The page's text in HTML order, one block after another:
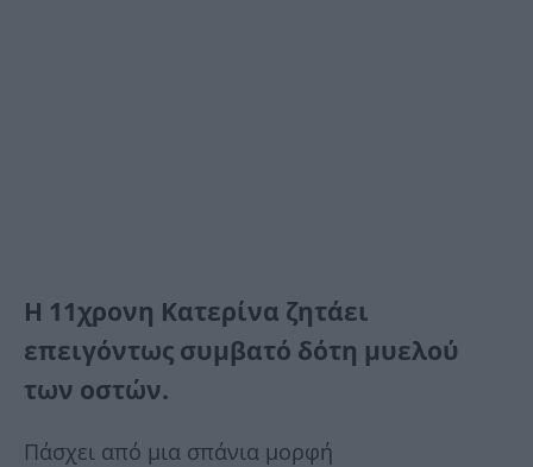
Η 11χρονη Κατερίνα ζητάει
επειγόντως συμβατό δότη μυελού
των οστών.
Πάσχει από μια σπάνια μορφή